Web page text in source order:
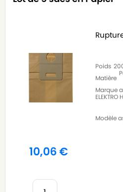
Poids
Matière
Marque
ELEKTRO
Modèle
10,06€